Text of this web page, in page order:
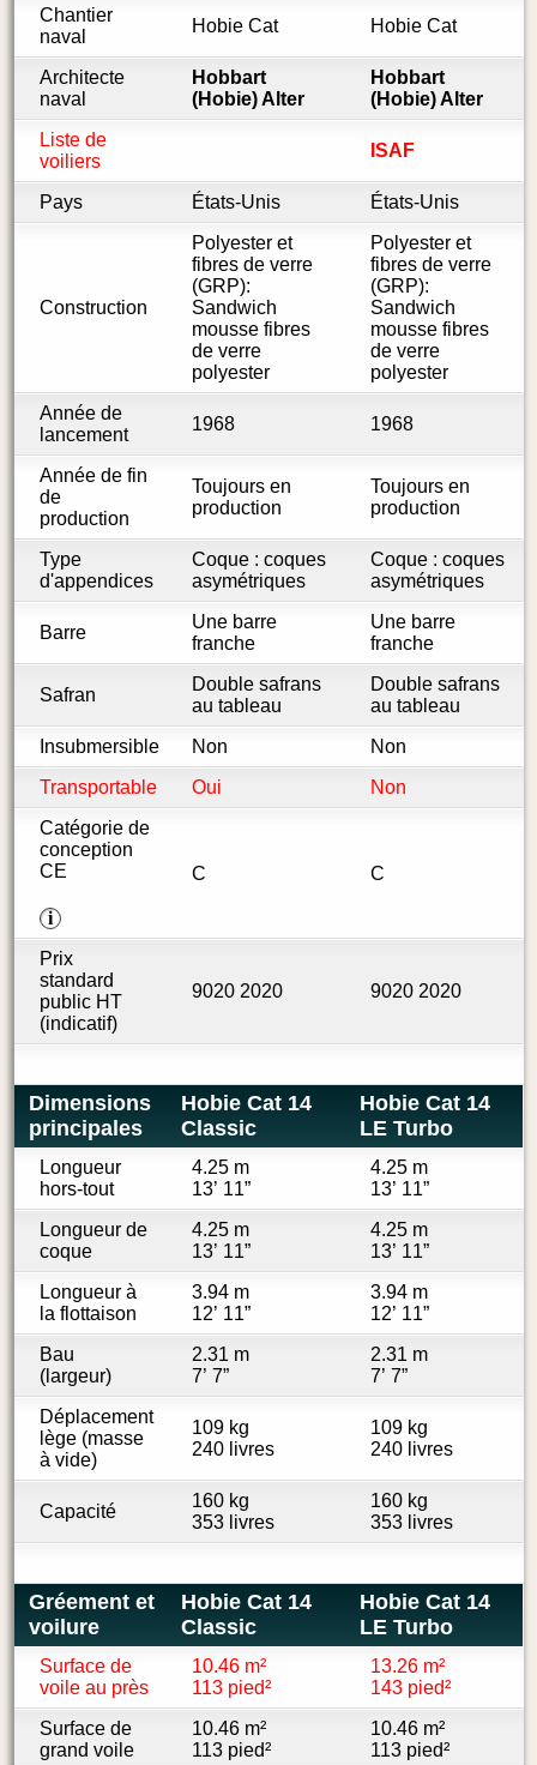
Chantier
naval
Hobie Cat Hobie Cat
Architecte
naval
Hobbart
(Hobie) Alter
Hobbart
(Hobie) Alter
Liste de
voiliers
ISAF
Pays États-Unis États-Unis
Construction
Polyester et
fibres de verre
(GRP):
Sandwich
mousse fibres
de verre
polyester
Polyester et
fibres de verre
(GRP):
Sandwich
mousse fibres
de verre
polyester
Année de
lancement
1968 1968
Année de fin
de
production
Toujours en
production
Toujours en
production
Type
d'appendices
Coque : coques
asymétriques
Coque : coques
asymétriques
Barre
Une barre
franche
Une barre
franche
Safran
Double safrans
au tableau
Double safrans
au tableau
Insubmersible
Non
Non
Transportable
Oui
Non
Catégorie de
conception
CE
i
C C
Prix
standard
public HT
(indicatif)
9020 2020 9020 2020
Dimensions
principales
Hobie Cat 14
Classic
Hobie Cat 14
LE Turbo
Longueur
hors-tout
4.25 m
13’ 11”
4.25 m
13’ 11”
Longueur de
coque
4.25 m
13’ 11”
4.25 m
13’ 11”
Longueur à
la flottaison
3.94 m
12’ 11”
3.94 m
12’ 11”
Bau
(largeur)
2.31 m
7’ 7”
2.31 m
7’ 7”
Déplacement
lège (masse
à vide)
109 kg
240 livres
109 kg
240 livres
Capacité
160 kg
353 livres
160 kg
353 livres
Gréement et
voilure
Hobie Cat 14
Classic
Hobie Cat 14
LE Turbo
Surface de
voile au près
10.46 m²
113 pied²
13.26 m²
143 pied²
Surface de
grand voile
10.46 m²
113 pied²
10.46 m²
113 pied²